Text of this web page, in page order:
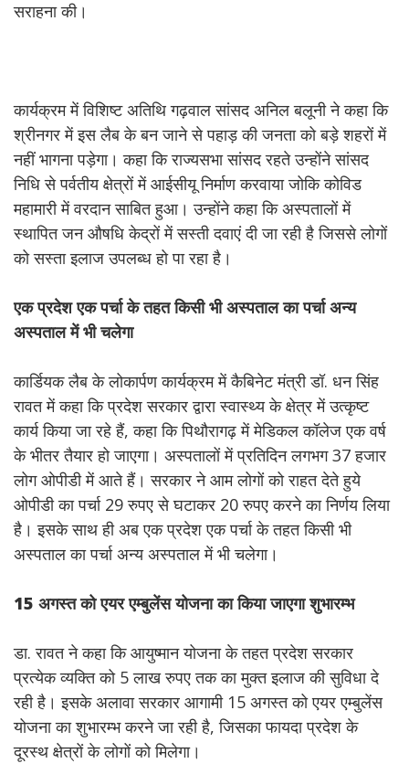
सराहना की।
कार्यक्रम में विशिष्ट अतिथि गढ़वाल सांसद अनिल बलूनी ने कहा कि
श्रीनगर में इस लैब के बन जाने से पहाड़ की जनता को बड़े शहरों में
नहीं भागना पड़ेगा। कहा कि राज्यसभा सांसद रहते उन्होंने सांसद
निधि से पर्वतीय क्षेत्रों में आईसीयू निर्माण करवाया जोकि कोविड
महामारी में वरदान साबित हुआ। उन्होंने कहा कि अस्पतालों में
स्थापित जन औषधि केद्रों में सस्ती दवाएं दी जा रही है जिससे लोगों
को सस्ता इलाज उपलब्ध हो पा रहा है।
एक प्रदेश एक पर्चा के तहत किसी भी अस्पताल का पर्चा अन्य
अस्पताल में भी चलेगा
कार्डियक लैब के लोकार्पण कार्यक्रम में कैबिनेट मंत्री डॉ. धन सिंह
रावत में कहा कि प्रदेश सरकार द्वारा स्वास्थ्य के क्षेत्र में उत्कृष्ट
कार्य किया जा रहे हैं, कहा कि पिथौरागढ़ में मेडिकल कॉलेज एक वर्ष
के भीतर तैयार हो जाएगा। अस्पतालों में प्रतिदिन लगभग 37 हजार
लोग ओपीडी में आते हैं। सरकार ने आम लोगों को राहत देते हुये
ओपीडी का पर्चा 29 रुपए से घटाकर 20 रुपए करने का निर्णय लिया
है। इसके साथ ही अब एक प्रदेश एक पर्चा के तहत किसी भी
अस्पताल का पर्चा अन्य अस्पताल में भी चलेगा।
15 अगस्त को एयर एम्बुलेंस योजना का किया जाएगा शुभारम्भ
डा. रावत ने कहा कि आयुष्मान योजना के तहत प्रदेश सरकार
प्रत्येक व्यक्ति को 5 लाख रुपए तक का मुक्त इलाज की सुविधा दे
रही है। इसके अलावा सरकार आगामी 15 अगस्त को एयर एम्बुलेंस
योजना का शुभारम्भ करने जा रही है, जिसका फायदा प्रदेश के
दूरस्थ क्षेत्रों के लोगों को मिलेगा।